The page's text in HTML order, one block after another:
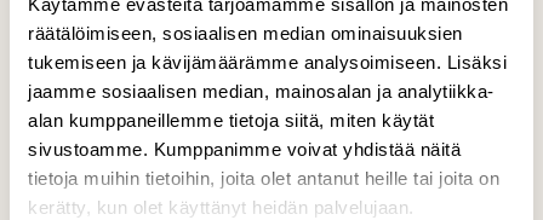
Käytämme evästeitä tarjoamamme sisällön ja mainosten
räätälöimiseen, sosiaalisen median ominaisuuksien
tukemiseen ja kävijämäärämme analysoimiseen. Lisäksi
jaamme sosiaalisen median, mainosalan ja analytiikka-
alan kumppaneillemme tietoja siitä, miten käytät
sivustoamme. Kumppanimme voivat yhdistää näitä
tietoja muihin tietoihin, joita olet antanut heille tai joita on
kerätty, kun olet käyttänyt heidän palvelujaan.
Rantahämähäkki
Paistattelee kevät auringon lämmössä
pihatiellä.
Valokuvaaja: Joonas Kylmäluoma, Päivärinne
Muhos 9.5.2023